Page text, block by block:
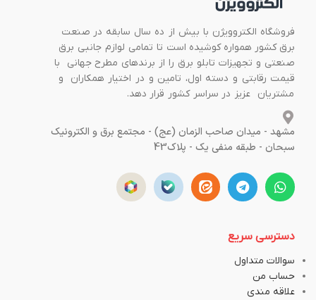
فروشگاه الکتروویژن با بیش از ده سال سابقه در صنعت
برق کشور همواره کوشیده است تا تمامی لوازم جانبی برق
صنعتی و تجهیزات تابلو برق را از برندهای مطرح جهانی با
قیمت رقابتی و دسته اول، تامین و در اختیار همکاران و
مشتریان عزیز در سراسر کشور قرار دهد.
مشهد - میدان صاحب الزمان (عج) - مجتمع برق و الکترونیک
سبحان - طبقه منفی یک - پلاک43
دسترسی سریع
سوالات متداول
حساب من
علاقه مندی